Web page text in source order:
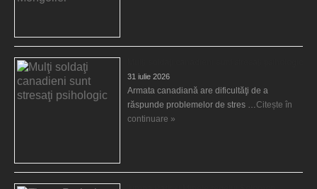
31 iulie 2026
Armata canadiană are dificultăţi de a
răspunde problemelor de stres …Citește în
continuare »